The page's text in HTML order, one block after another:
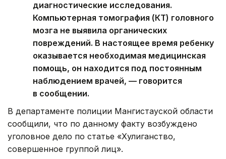
диагностические исследования.
Компьютерная томография (КТ) головного
мозга не выявила органических
повреждений. В настоящее время ребенку
оказывается необходимая медицинская
помощь, он находится под постоянным
наблюдением врачей, — говорится
в сообщении.
В департаменте полиции Мангистауской области
сообщили, что по данному факту возбуждено
уголовное дело по статье «Хулиганство,
совершенное группой лиц».